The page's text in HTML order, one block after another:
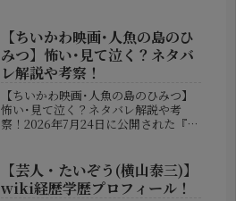
「剱持クリア（けんもち くりあ）」
さんであることも大きな話題を呼び...
【ちいかわ映画･人魚の島のひ
みつ】怖い･見て泣く？ネタバ
レ解説や考察！
【ちいかわ映画･人魚の島のひみつ】
怖い･見て泣く？ネタバレ解説や考
察！2026年7月24日に公開された『映
を楽しめる一方、思わず背筋が寒くな
る場面や、割り切れない余韻を残す...
【芸人・たいぞう(横山泰三)】
wiki経歴学歴プロフィール！